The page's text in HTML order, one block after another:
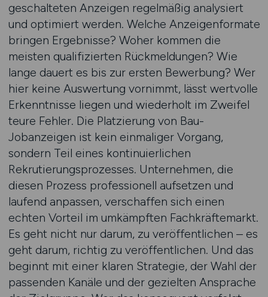
geschalteten Anzeigen regelmäßig analysiert
und optimiert werden. Welche Anzeigenformate
bringen Ergebnisse? Woher kommen die
meisten qualifizierten Rückmeldungen? Wie
lange dauert es bis zur ersten Bewerbung? Wer
hier keine Auswertung vornimmt, lässt wertvolle
Erkenntnisse liegen und wiederholt im Zweifel
teure Fehler. Die Platzierung von Bau-
Jobanzeigen ist kein einmaliger Vorgang,
sondern Teil eines kontinuierlichen
Rekrutierungsprozesses. Unternehmen, die
diesen Prozess professionell aufsetzen und
laufend anpassen, verschaffen sich einen
echten Vorteil im umkämpften Fachkräftemarkt.
Es geht nicht nur darum, zu veröffentlichen – es
geht darum, richtig zu veröffentlichen. Und das
beginnt mit einer klaren Strategie, der Wahl der
passenden Kanäle und der gezielten Ansprache